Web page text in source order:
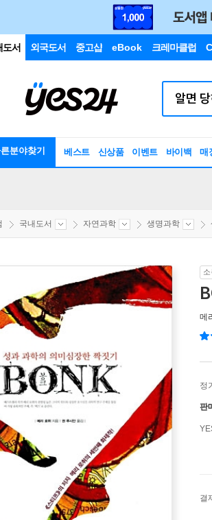
도서 외국도서 중고샵 eBook 크레마클럽
분야찾기 베스트 신상품 이벤트 바이백 매
국내도서 자연과학 생명과학
메
정
판
결